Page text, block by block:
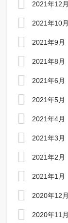
2021年12月
2021年10月
2021年9月
2021年8月
2021年6月
2021年5月
2021年4月
2021年3月
2021年2月
2021年1月
2020年12月
2020年11月